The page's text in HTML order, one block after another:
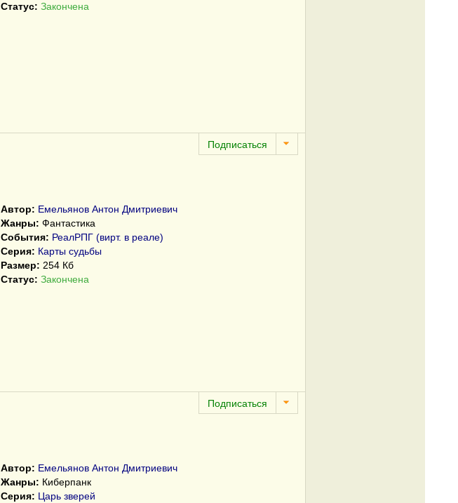
Статус: Закончена
Автор: Емельянов Антон Дмитриевич
Жанры: Фантастика
События: РеалРПГ (вирт. в реале)
Серия: Карты судьбы
Размер: 254 Кб
Статус: Закончена
Автор: Емельянов Антон Дмитриевич
Жанры: Киберпанк
Серия: Царь зверей